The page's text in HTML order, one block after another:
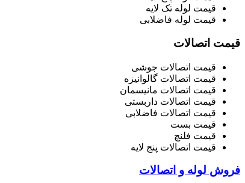
قیمت لوله تک لایه
قیمت لوله فاضلابی
قیمت اتصالات
قیمت اتصالات جوشی
قیمت اتصالات گالوانیزه
قیمت اتصالات مانیسمان
قیمت اتصالات داربستی
قیمت اتصالات فاضلابی
قیمت بست
قیمت فلنچ
قیمت اتصالات پنج لایه
فروش لوله و اتصالات